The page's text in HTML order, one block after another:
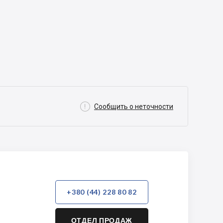
 Сообщить о неточности
+380 (44) 228 80 82
ОТДЕЛ ПРОДАЖ